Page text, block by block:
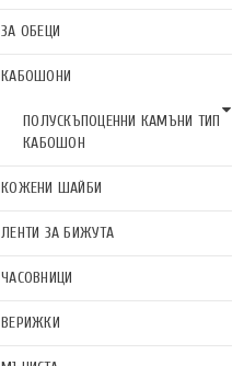
ЗА ОБЕЦИ
КАБОШОНИ
ПОЛУСКЪПОЦЕННИ КАМЪНИ ТИП
КАБОШОН
КОЖЕНИ ШАЙБИ
ЛЕНТИ ЗА БИЖУТА
ЧАСОВНИЦИ
ВЕРИЖКИ